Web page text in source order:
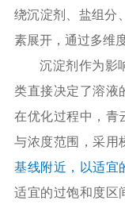
绕沉淀剂、盐组分
素展开，通过多维
沉淀剂作为影
类直接决定了溶液
在优化过程中，青
与浓度范围，采用
基线附近，以适宜
适宜的过饱和度区